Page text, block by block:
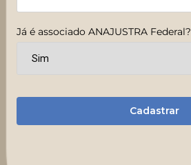
Já é associado ANAJUSTRA Federal?
Cadastrar